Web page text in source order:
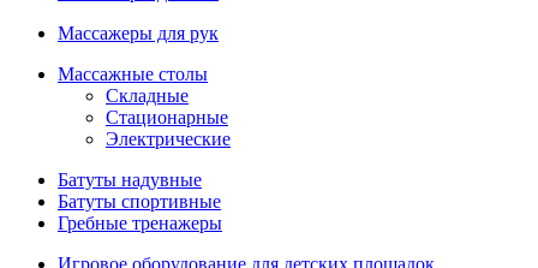
Массажеры для рук
Массажные столы
Складные
Стационарные
Электрические
Батуты надувные
Батуты спортивные
Гребные тренажеры
Игровое оборудование для детских площадок